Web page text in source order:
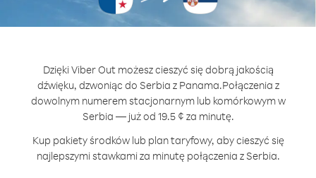
Dzięki Viber Out możesz cieszyć się dobrą jakością
dźwięku, dzwoniąc do Serbia z Panama.Połączenia z
dowolnym numerem stacjonarnym lub komórkowym w
Serbia — już od 19.5 ¢ za minutę.
Kup pakiety środków lub plan taryfowy, aby cieszyć się
najlepszymi stawkami za minutę połączenia z Serbia.